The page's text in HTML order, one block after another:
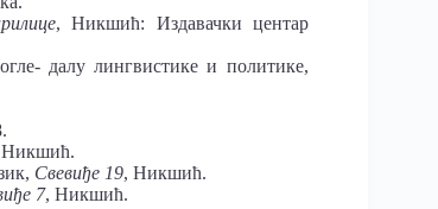
лице, Никшић: Издавачки центар
далу лингвистике и политике,
Никшић.
Свевиђе 19, Никшић.
7, Никшић.